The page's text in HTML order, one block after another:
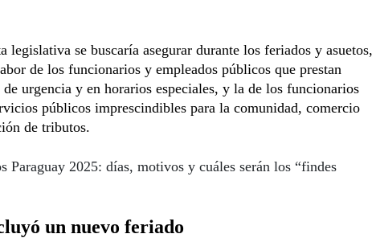
legislativa se buscaría asegurar durante los feriados y asuetos,
de los funcionarios y empleados públicos que prestan
urgencia y en horarios especiales, y la de los funcionarios
públicos imprescindibles para la comunidad, comercio
de tributos.
Paraguay 2025: días, motivos y cuáles serán los “findes
un nuevo feriado